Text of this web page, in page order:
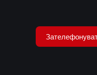
до подачі камеру